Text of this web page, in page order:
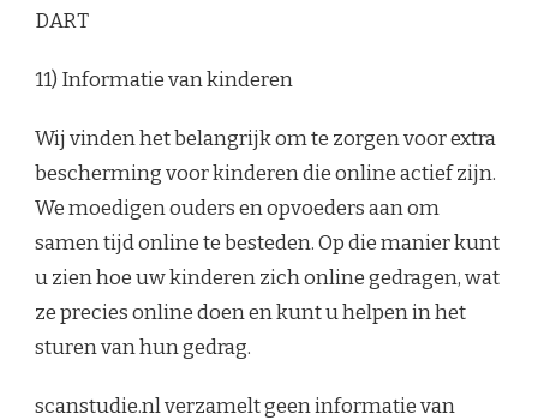
DART
11) Informatie van kinderen
Wij vinden het belangrijk om te zorgen voor extra
bescherming voor kinderen die online actief zijn.
We moedigen ouders en opvoeders aan om
samen tijd online te besteden. Op die manier kunt
u zien hoe uw kinderen zich online gedragen, wat
ze precies online doen en kunt u helpen in het
sturen van hun gedrag.
scanstudie.nl verzamelt geen informatie van